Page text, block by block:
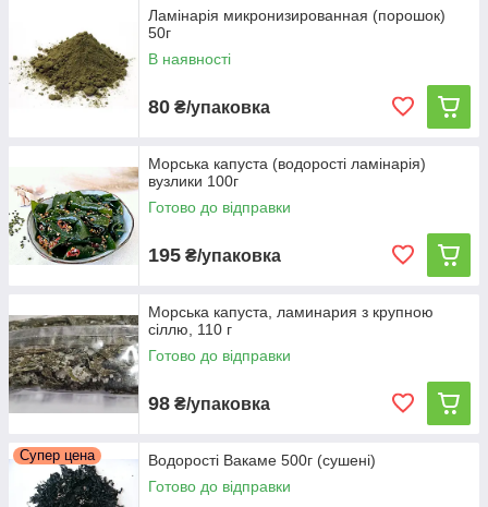
Морська капуста
Популярний і затребуваний продукт. Морська капуста
ламінарія, виключно корисна для здоров'я. Володіє
чудовими смаковими якостями. Представлена в листах,
для
Ламінарія микронизированная (порошок)
50г
В наявності
80 ₴/упаковка
Морська капуста (водорості ламінарія)
вузлики 100г
Готово до відправки
195 ₴/упаковка
Морська капуста, ламинария з крупною
сіллю, 110 г
Готово до відправки
98 ₴/упаковка
Супер цена
Водорості Вакаме 500г (сушені)
Готово до відправки